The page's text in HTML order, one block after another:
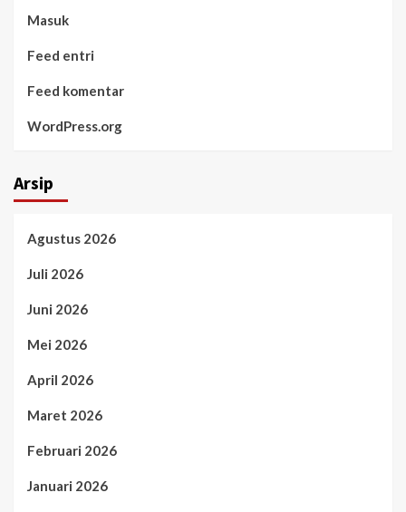
Masuk
Feed entri
Feed komentar
WordPress.org
Arsip
Agustus 2026
Juli 2026
Juni 2026
Mei 2026
April 2026
Maret 2026
Februari 2026
Januari 2026